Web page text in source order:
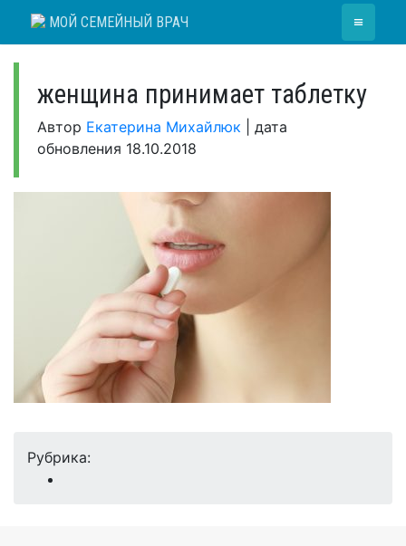
МОЙ СЕМЕЙНЫЙ ВРАЧ ≡
женщина принимает таблетку
Автор Екатерина Михайлюк
дата
обновления 18.10.2018
Рубрика: